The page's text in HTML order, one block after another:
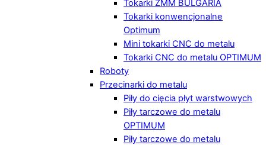
Tokarki ZMM BULGARIA
Tokarki konwencjonalne
Optimum
Mini tokarki CNC do metalu
Tokarki CNC do metalu OPTIMUM
Roboty
Przecinarki do metalu
Piły do cięcia płyt warstwowych
Piły tarczowe do metalu
OPTIMUM
Piły tarczowe do metalu